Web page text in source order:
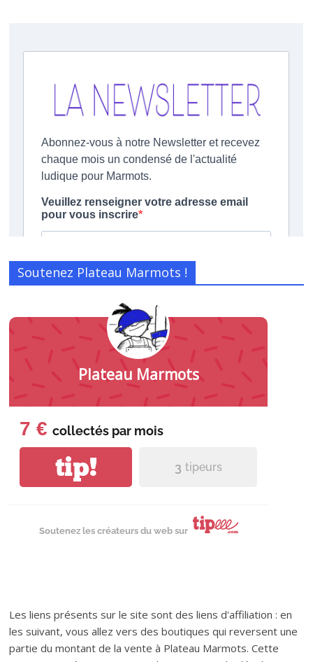
Soutenez Plateau Marmots !
Plateau Marmots
7 € collectés par mois
tip! 3 tipeurs
Soutenez les créateurs du web sur
Les liens présents sur le site sont des liens d'affiliation : en
les suivant, vous allez vers des boutiques qui reversent une
partie du montant de la vente à Plateau Marmots. Cette